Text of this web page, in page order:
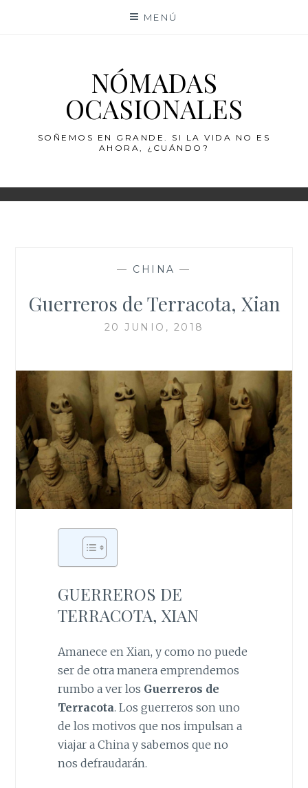
MENÚ
NÓMADAS
OCASIONALES
SOÑEMOS EN GRANDE. SI LA VIDA NO ES
AHORA, ¿CUÁNDO?
— CHINA —
Guerreros de Terracota, Xian
20 JUNIO, 2018
GUERREROS DE
TERRACOTA, XIAN
Amanece en Xian, y como no puede
ser de otra manera emprendemos
rumbo a ver los Guerreros de
Terracota. Los guerreros son uno
de los motivos que nos impulsan a
viajar a China y sabemos que no
nos defraudarán.